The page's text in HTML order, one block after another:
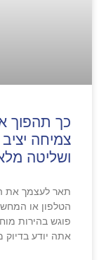
כך תהפוך
צמיחה
ושליטה
תאר לעצמך את
הטלפון או
פוגש בהירות
אתה יודע בדיוק